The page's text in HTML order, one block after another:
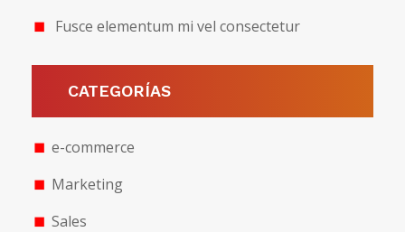
Fusce elementum mi vel consectetur
CATEGORÍAS
e-commerce
Marketing
Sales